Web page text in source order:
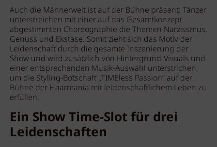
Auch die Männerwelt ist auf der Bühne präsent: Tänzer
unterstreichen mit einer auf das Gesamtkonzept
abgestimmten Choreographie die Themen Narzissmus,
Genuss und Ekstase. Somit zieht sich das Motiv der
Leidenschaft durch die gesamte Inszenierung der
Show und wird zusätzlich von Hintergrund-Visuals und
einer entsprechenden Musik-Auswahl unterstrichen,
um die Styling-Botschaft „TIMEless Passion“ auf der
Bühne der Haarmania mit leidenschaftlichem Leben zu
erfüllen.
Ein Show Time-Slot für drei
Leidenschaften